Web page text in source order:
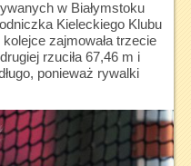
w Białymstoku
Kieleckiego Klubu
zajmowała trzecie
rzuciła 67,46 m i
ponieważ rywalki